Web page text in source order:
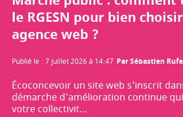
le RGESN pour bien
agence web ?
Publié le : 7 juillet 2026 à 14:47 ParSébastien
Écoconcevoir un site web s'inscrit
démarche d'amélioration continue
votre collectivit…